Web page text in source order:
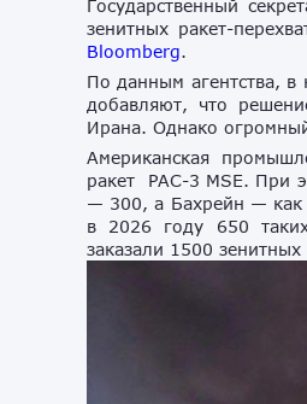
Государственный
зенитных ракет-
Bloomberg.
По данным агентства, в
добавляют, что
Ирана. Однако огромный
Американская
ракет PAC-3 MSE. При
— 300, а Бахрейн — как
в 2026 году 650
заказали 1500